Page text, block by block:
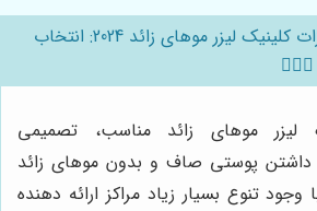
✨ راهنمای جامع تجهیزات کلینیک لیزر موهای زائد 2024: انتخاب
لیزر موهای زائد مناسب، تصمیمی
پوستی صاف و بدون موهای زائد
در سال 2024، با وجود تنوع بسیار زیاد مراکز ارائه دهنده